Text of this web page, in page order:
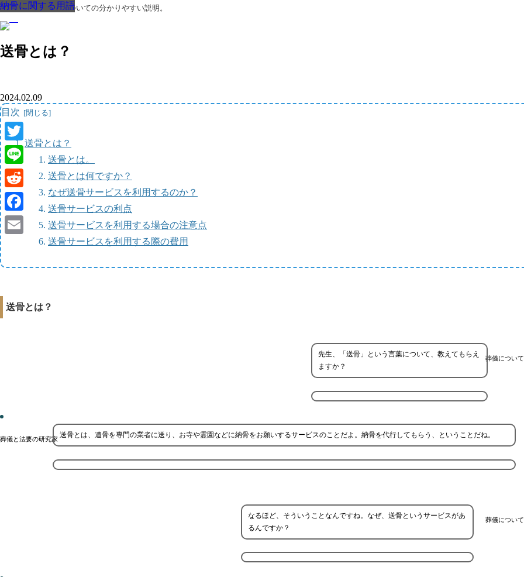
葬儀・葬式・法要についての分かりやすい説明。
送骨とは？
納骨に関する用語
2024.02.09
目次
送骨とは？
送骨とは。
送骨とは何ですか？
なぜ送骨サービスを利用するのか？
送骨サービスの利点
送骨サービスを利用する場合の注意点
送骨サービスを利用する際の費用
送骨とは？
葬儀につい
先生、「送骨」という言葉について、教えてもらえ
ますか？
葬儀と法要の研究家 送骨とは、遺骨を専門の業者に送り、お寺や霊園などに納骨をお願いするサービスのことだよ。納骨を代行してもらう、ということだね。
葬儀につい
なるほど、そういうことなんですね。なぜ、送骨というサービスがあ
るんですか？
納骨に関する用語
納骨に関する用語
納骨に関する用語
納骨に関する用語
納骨に関する用語
納骨に関する用語
Twitter
Line
Reddit
Facebook